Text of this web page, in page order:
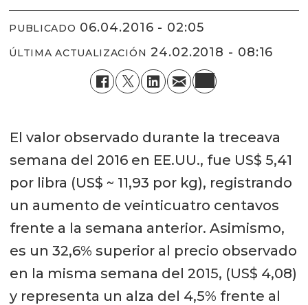
PUBLICADO 06.04.2016 - 02:05
ÚLTIMA ACTUALIZACIÓN 24.02.2018 - 08:16
El valor observado durante la treceava
semana del 2016 en EE.UU., fue US$ 5,41
por libra (US$ ~ 11,93 por kg), registrando
un aumento de veinticuatro centavos
frente a la semana anterior. Asimismo,
es un 32,6% superior al precio observado
en la misma semana del 2015, (US$ 4,08)
y representa un alza del 4,5% frente al